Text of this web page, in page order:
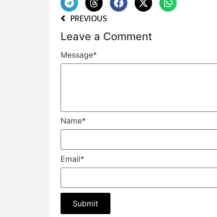
PREVIOUS
Leave a Comment
Message*
Name*
Email*